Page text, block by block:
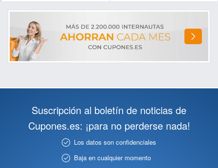
Suscripción al boletín de noticias de
Cupones.es: ¡para no perderse nada!
Los datos son confidenciales
Baja en cualquier momento